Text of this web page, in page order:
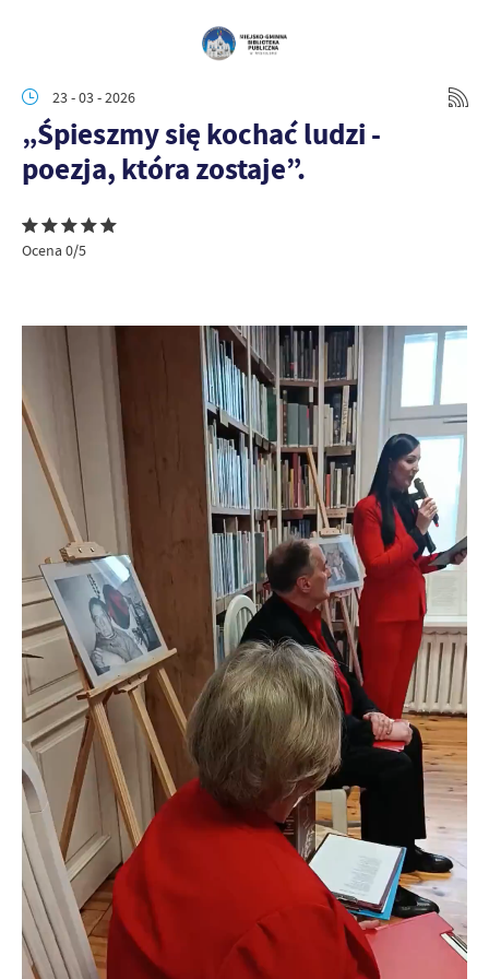
23 - 03 - 2026
„Śpieszmy się kochać ludzi -
poezja, która zostaje”.
Ocena 0/5